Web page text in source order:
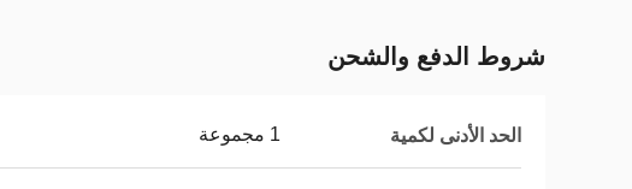
شروط الدفع والشحن
الحد الأدنى لكمية 1 مجموعة